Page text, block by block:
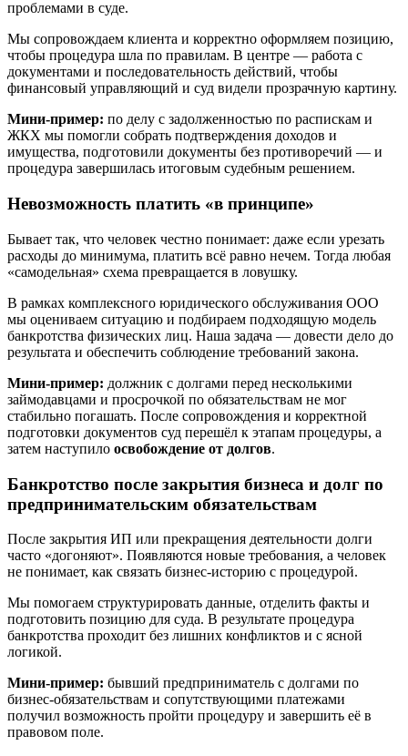
проблемами в суде.
Мы сопровождаем клиента и корректно оформляем позицию,
чтобы процедура шла по правилам. В центре — работа с
документами и последовательность действий, чтобы
финансовый управляющий и суд видели прозрачную картину.
Мини-пример: по делу с задолженностью по распискам и
ЖКХ мы помогли собрать подтверждения доходов и
имущества, подготовили документы без противоречий — и
процедура завершилась итоговым судебным решением.
Невозможность платить «в принципе»
Бывает так, что человек честно понимает: даже если урезать
расходы до минимума, платить всё равно нечем. Тогда любая
«самодельная» схема превращается в ловушку.
В рамках комплексного юридического обслуживания ООО
мы оцениваем ситуацию и подбираем подходящую модель
банкротства физических лиц. Наша задача — довести дело до
результата и обеспечить соблюдение требований закона.
Мини-пример: должник с долгами перед несколькими
займодавцами и просрочкой по обязательствам не мог
стабильно погашать. После сопровождения и корректной
подготовки документов суд перешёл к этапам процедуры, а
затем наступило освобождение от долгов.
Банкротство после закрытия бизнеса и долг по
предпринимательским обязательствам
После закрытия ИП или прекращения деятельности долги
часто «догоняют». Появляются новые требования, а человек
не понимает, как связать бизнес-историю с процедурой.
Мы помогаем структурировать данные, отделить факты и
подготовить позицию для суда. В результате процедура
банкротства проходит без лишних конфликтов и с ясной
логикой.
Мини-пример: бывший предприниматель с долгами по
бизнес-обязательствам и сопутствующими платежами
получил возможность пройти процедуру и завершить её в
правовом поле.